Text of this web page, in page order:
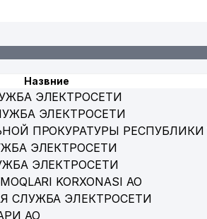
Назвние
ЭЛЕКТРОСЕТИ
ЭЛЕКТРОСЕТИ
ПРОКУРАТУРЫ РЕСПУБЛИКИ
ЭЛЕКТРОСЕТИ
ЭЛЕКТРОСЕТИ
KORXONASI АО
СЛУЖБА ЭЛЕКТРОСЕТИ
АО